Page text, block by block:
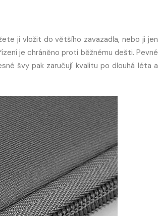
ji vložit do většího zavazadla, nebo ji jen
je chráněno proti běžnému dešti. Pevné
švy pak zaručují kvalitu po dlouhá léta a